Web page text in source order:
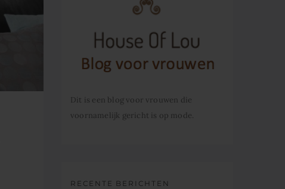
Dit is een blog voor vrouwen die
voornamelijk gericht is op mode.
RECENTE BERICHTEN